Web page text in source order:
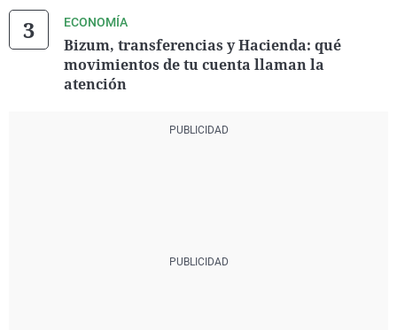
ECONOMÍA
Bizum, transferencias y Hacienda: qué
movimientos de tu cuenta llaman la
atención